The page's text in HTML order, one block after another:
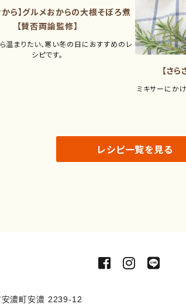
から】グルメおからの大根そぼろ煮
【賛否両論監修】
温まりたい、寒い冬の日におすすめのレ
シピです。
【さ
ミキサーにか
レシピ一覧を見る
濃町安濃 2239-12